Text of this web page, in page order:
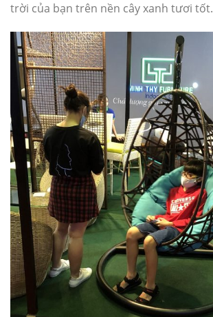
trời của bạn trên nền cây xanh tươi tốt.